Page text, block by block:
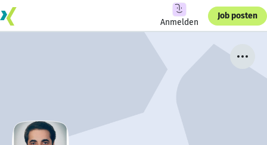
Anmelden
Job posten